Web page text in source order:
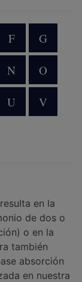
F G
N O
U V
en la
de dos o
o en la
también
absorción
en nuestra